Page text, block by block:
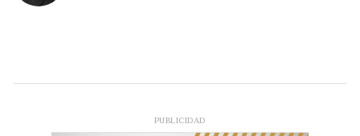
PUBLICIDAD